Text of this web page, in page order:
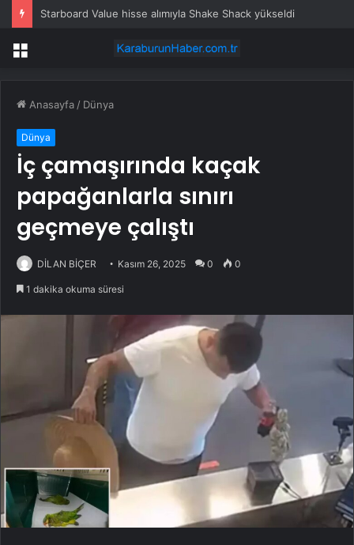
Starboard Value hisse alımıyla Shake Shack yükseldi
Menü
Anasayfa / Dünya
Dünya
İç çamaşırında kaçak
papağanlarla sınırı
geçmeye çalıştı
DİLAN BİÇER Kasım 26, 2025 0 0
1 dakika okuma süresi